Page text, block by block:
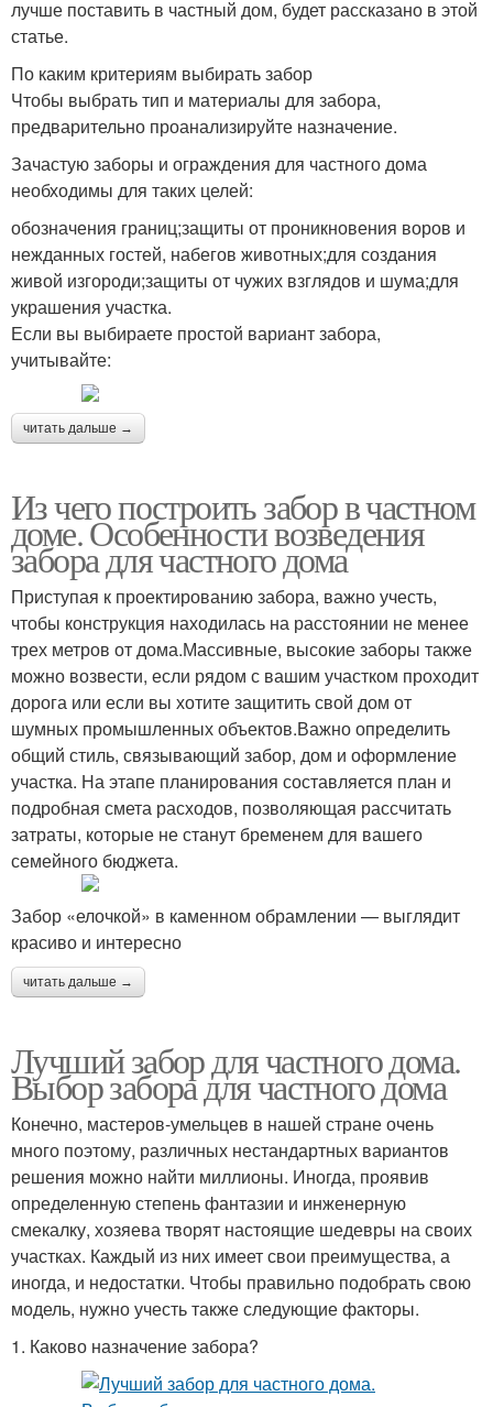
лучше поставить в частный дом, будет рассказано в этой
статье.
По каким критериям выбирать забор
Чтобы выбрать тип и материалы для забора,
предварительно проанализируйте назначение.
Зачастую заборы и ограждения для частного дома
необходимы для таких целей:
обозначения границ;защиты от проникновения воров и
нежданных гостей, набегов животных;для создания
живой изгороди;защиты от чужих взглядов и шума;для
украшения участка.
Если вы выбираете простой вариант забора,
учитывайте:
читать дальше →
Из чего построить забор в частном
доме. Особенности возведения
забора для частного дома
Приступая к проектированию забора, важно учесть,
чтобы конструкция находилась на расстоянии не менее
трех метров от дома.Массивные, высокие заборы также
можно возвести, если рядом с вашим участком проходит
дорога или если вы хотите защитить свой дом от
шумных промышленных объектов.Важно определить
общий стиль, связывающий забор, дом и оформление
участка. На этапе планирования составляется план и
подробная смета расходов, позволяющая рассчитать
затраты, которые не станут бременем для вашего
семейного бюджета.
Забор «елочкой» в каменном обрамлении — выглядит
красиво и интересно
читать дальше →
Лучший забор для частного дома.
Выбор забора для частного дома
Конечно, мастеров-умельцев в нашей стране очень
много поэтому, различных нестандартных вариантов
решения можно найти миллионы. Иногда, проявив
определенную степень фантазии и инженерную
смекалку, хозяева творят настоящие шедевры на своих
участках. Каждый из них имеет свои преимущества, а
иногда, и недостатки. Чтобы правильно подобрать свою
модель, нужно учесть также следующие факторы.
1. Каково назначение забора?